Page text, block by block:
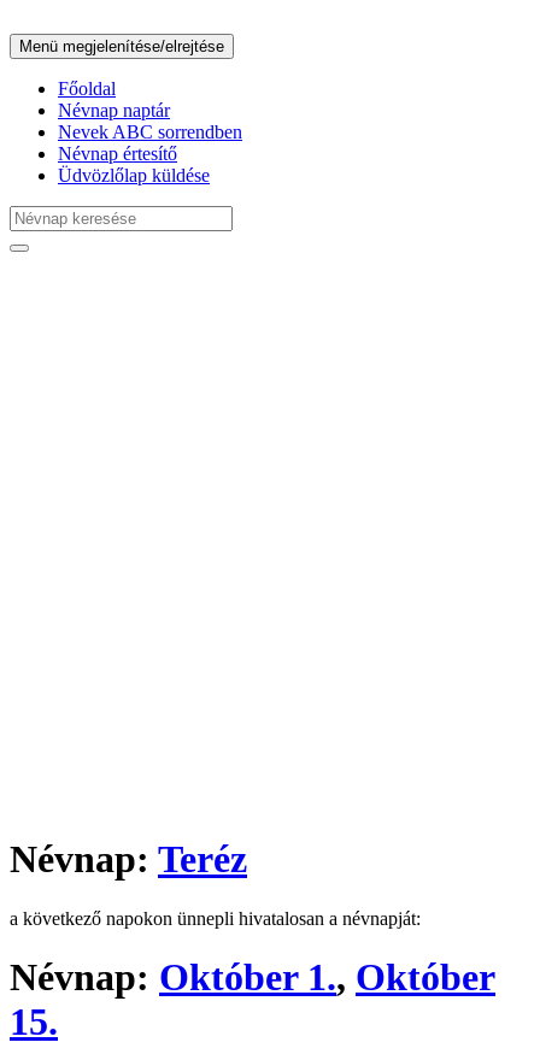
Menü megjelenítése/elrejtése
Főoldal
Névnap naptár
Nevek ABC sorrendben
Névnap értesítő
Üdvözlőlap küldése
Névnap: Teréz
a következő napokon ünnepli hivatalosan a névnapját:
Névnap: Október 1., Október
15.